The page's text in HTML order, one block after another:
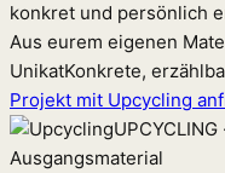
konkret und persönlich
Aus eurem eigenen
UnikatKonkrete,
Projekt mit Upcycling
UPCYCLING
Ausgangsmaterial